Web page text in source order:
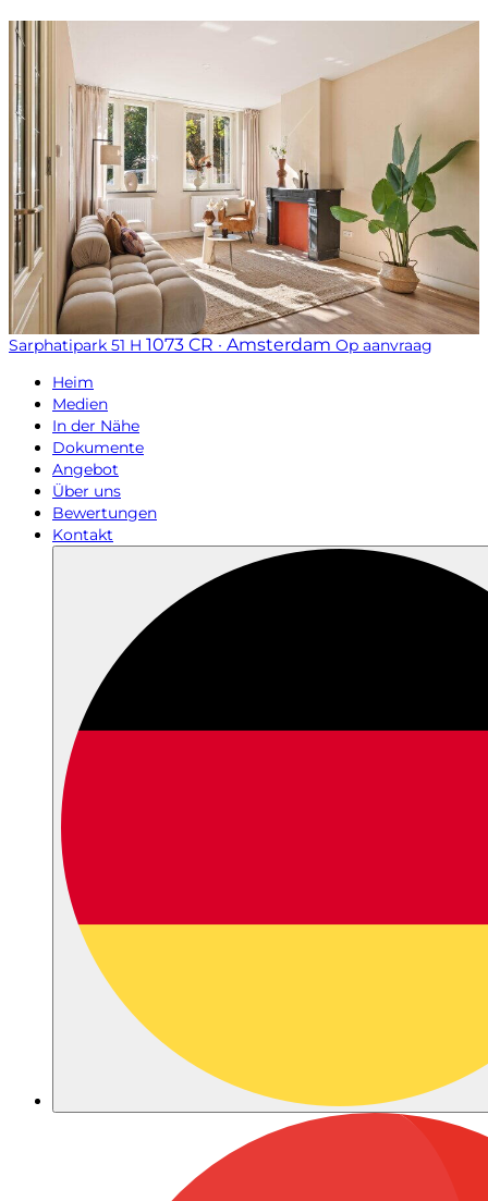
Sarphatipark 51 H 1073 CR · Amsterdam Op aanvraag
Heim
Medien
In der Nähe
Dokumente
Angebot
Über uns
Bewertungen
Kontakt